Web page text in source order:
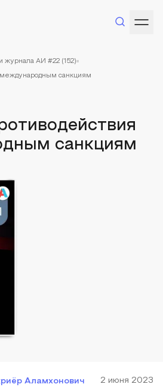
журнала АИ #22 (152)
санкциям
санкциям
Аламхонович 2 июня 2023